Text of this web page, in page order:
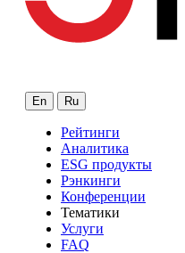
En Ru
Рейтинги
Аналитика
ESG продукты
Рэнкинги
Конференции
Тематики
Услуги
FAQ